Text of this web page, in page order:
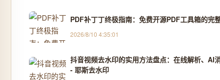
PDF补丁丁终极指南：免费开源PDF工具箱的完
2026/8/10 4:35:01
抖音视频去水印的实用方法盘点：在线解析、AI
- 耶斯去水印